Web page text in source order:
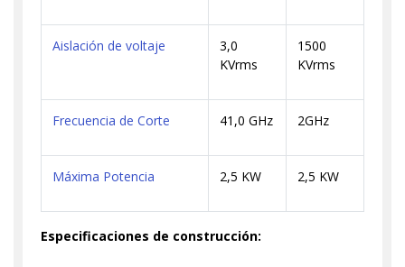
Aislación de voltaje
3,0
KVrms
1500
KVrms
Frecuencia de Corte 41,0 GHz 2GHz
Máxima Potencia 2,5 KW 2,5 KW
Especificaciones de construcción: